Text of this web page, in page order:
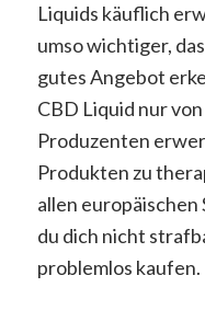
Liquids käuflich
umso wichtiger,
gutes Angebot
CBD Liquid nur
Produzenten
Produkten zu
allen europäischen
du dich nicht
problemlos kaufen.